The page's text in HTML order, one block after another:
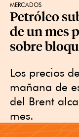
MERCADOS
Petróleo
de un mes
sobre
Los ⁠precios
mañana de
del Brent
mes.